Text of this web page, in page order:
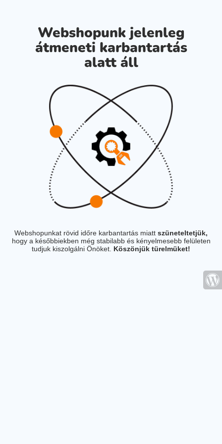
Webshopunk jelenleg
átmeneti karbantartás
alatt áll
Webshopunkat rövid időre karbantartás miatt szüneteltetjük,
hogy a későbbiekben még stabilabb és kényelmesebb felületen
tudjuk kiszolgálni Önöket. Köszönjük türelmüket!